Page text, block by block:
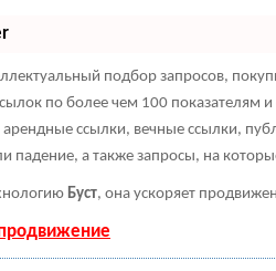
подбор запросов,
по более чем 100 показателям
ссылки, вечные ссылки,
падение, а также запросы, на
Буст, она ускоряет
продвижение